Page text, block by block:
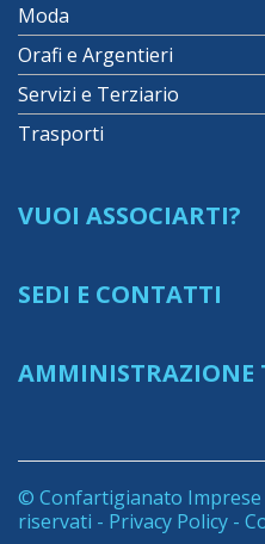
Moda
Orafi e Argentieri
Servizi e Terziario
Trasporti
VUOI ASSOCIARTI?
SEDI E CONTATTI
AMMINISTRAZIONE
© Confartigianato
riservati - Privacy Policy -